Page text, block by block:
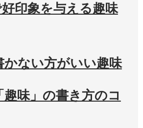
印象を与える趣味
かない方がいい趣味
趣味」の書き方のコ